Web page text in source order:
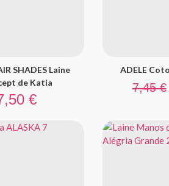
SHADES Laine
de Katia
€
ADELE
Prix de
7,45 €